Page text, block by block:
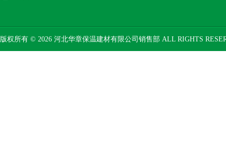
版权所有 © 2026 河北华章保温建材有限公司销售部 ALL RIGHTS